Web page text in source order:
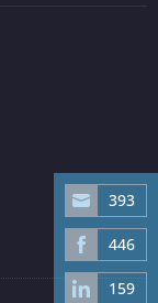
393
Share
on
Email
446
Share
on
159
Share